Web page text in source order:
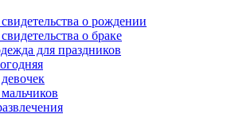
свидетельства о рождении
о браке
для праздников